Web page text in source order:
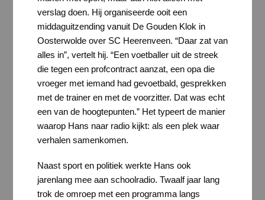
verslag doen. Hij organiseerde ooit een
middaguitzending vanuit De Gouden Klok in
Oosterwolde over SC Heerenveen. “Daar zat van
alles in”, vertelt hij. “Een voetballer uit de streek
die tegen een profcontract aanzat, een opa die
vroeger met iemand had gevoetbald, gesprekken
met de trainer en met de voorzitter. Dat was echt
een van de hoogtepunten.” Het typeert de manier
waarop Hans naar radio kijkt: als een plek waar
verhalen samenkomen.
Naast sport en politiek werkte Hans ook
jarenlang mee aan schoolradio. Twaalf jaar lang
trok de omroep met een programma langs